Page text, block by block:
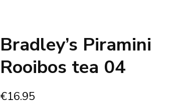
Bradley’s Piramini
Rooibos tea 04
€16.95